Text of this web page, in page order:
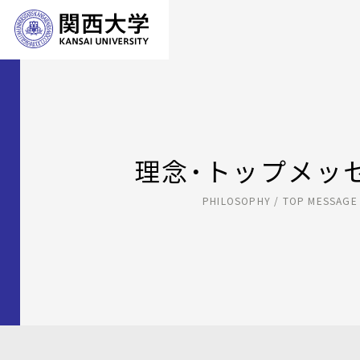
理念・トップメッ
PHILOSOPHY / TOP MESSAGE